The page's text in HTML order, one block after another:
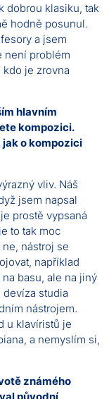
dobrou klasiku, tak
hodně posunul.
a jsem
není problém
je zrovna
hlavním
kompozici.
o kompozici
vliv. Náš
jsem napsal
prostě vypsaná
to tak moc
nástroj se
například
basu, ale na jiný
devíza studia
nástrojem.
u klavíristů je
a nemyslím si,
známého
původní